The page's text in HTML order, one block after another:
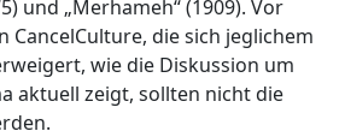
und „Merhameh“ (1909). Vor
die sich jeglichem
wie die Diskussion um
aktuell zeigt, sollten nicht die